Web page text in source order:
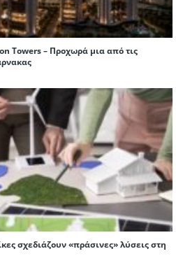
Towers – Προχωρά μια από τις
σχεδιάζουν «πράσινες» λύσεις στη